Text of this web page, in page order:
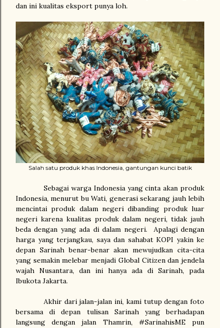
dan ini kualitas eksport punya loh.
Salah satu produk khas Indonesia, gantungan kunci batik
Sebagai warga Indonesia yang cinta akan produk
Indonesia, menurut bu Wati, generasi sekarang jauh lebih
mencintai produk dalam negeri dibanding produk luar
negeri karena kualitas produk dalam negeri, tidak jauh
beda dengan yang ada di dalam negeri.
Apalagi dengan
harga yang terjangkau, saya dan sahabat KOPI yakin ke
depan Sarinah benar-benar akan mewujudkan cita-cita
yang semakin melebar menjadi Global Citizen dan jendela
wajah Nusantara, dan ini hanya ada di Sarinah, pada
Ibukota Jakarta.
Akhir dari jalan-jalan ini, kami tutup dengan foto
bersama di depan tulisan Sarinah yang berhadapan
langsung dengan jalan Thamrin, #SarinahisME pun